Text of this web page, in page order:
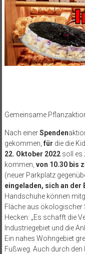
Gemeinsame
Nach einerSpenden
gekommen, für die die
22. Oktober 2022soll es
kommen, von 10.30 bis
(neuer Parkplatz
eingeladen, sich an der
Handschuhe können
Fläche aus ökologischer
Hecken: „Es schafft die
Industriegebiet und die
Ein nahes Wohngebiet
Fußweg. Auch durch den